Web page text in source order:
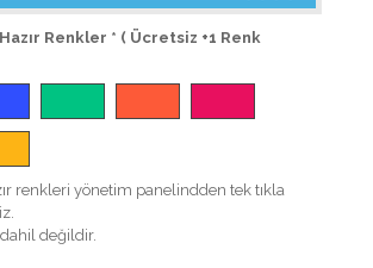
Renkler * ( Ücretsiz +1 Renk
renkleri yönetim panelindden tek tıkla
değildir.